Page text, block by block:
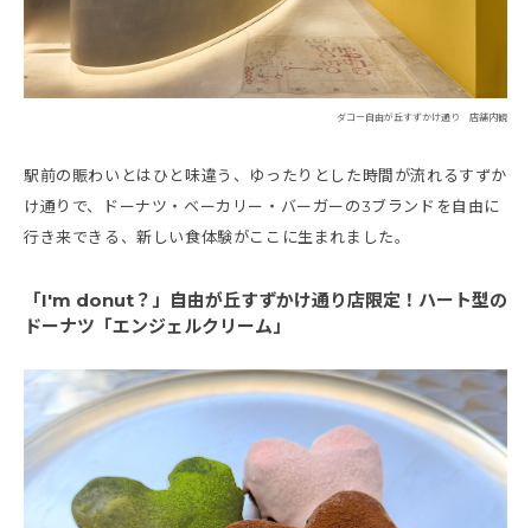
ダコー自由が丘すずかけ通り 店舗内観
駅前の賑わいとはひと味違う、ゆったりとした時間が流れるすずか
け通りで、ドーナツ・ベーカリー・バーガーの3ブランドを自由に
行き来できる、新しい食体験がここに生まれました。
「I'm donut？」自由が丘すずかけ通り店限定！ハート型の
ドーナツ「エンジェルクリーム」